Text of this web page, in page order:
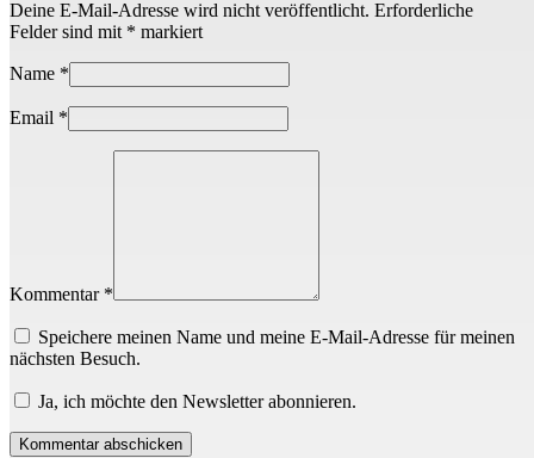
Deine E-Mail-Adresse wird nicht veröffentlicht. Erforderliche
Felder sind mit * markiert
Name *
Email *
Kommentar *
Speichere meinen Name und meine E-Mail-Adresse für meinen
nächsten Besuch.
Ja, ich möchte den Newsletter abonnieren.